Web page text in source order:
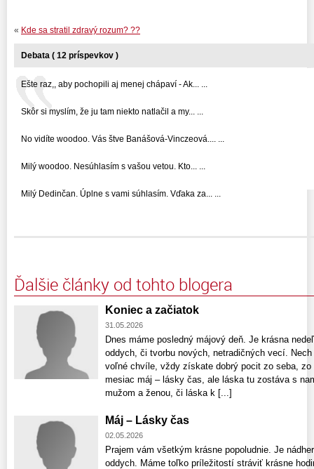
« Kde sa stratil zdravý rozum? ??
Debata ( 12 príspevkov )
Ešte raz,, aby pochopili aj menej chápaví - Ak... ...
Skôr si myslím, že ju tam niekto natlačil a my... ...
No vidíte woodoo. Vás štve Banášová-Vinczeová.... ...
Milý woodoo. Nesúhlasím s vašou vetou. Kto... ...
Milý Dedinčan. Úplne s vami súhlasím. Vďaka za... ...
Ďalšie články od tohto blogera
Koniec a začiatok
31.05.2026
Dnes máme posledný májový deň. Je krásna
oddych, či tvorbu nových, netradičných vecí.
voľné chvíle, vždy získate dobrý pocit zo seba,
mesiac máj – lásky čas, ale láska tu zostáva s
mužom a ženou, či láska k [...]
Máj – Lásky čas
02.05.2026
Prajem vám všetkým krásne popoludnie. Je
oddych. Máme toľko príležitostí stráviť krásne